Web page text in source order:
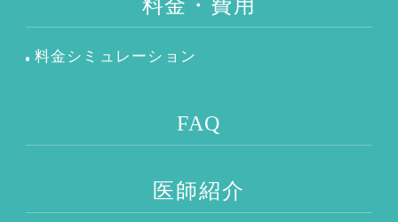
料金・費用
料金シミュレーション
FAQ
医師紹介